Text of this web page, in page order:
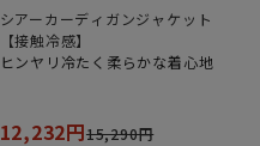
シアーカーディガンジャケット
【接触冷感】
ヒンヤリ冷たく柔らかな着心地
12,232円15,290円